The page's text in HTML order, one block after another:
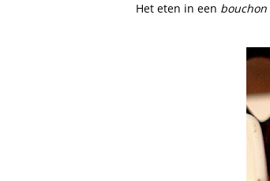
Het eten in een bouchon